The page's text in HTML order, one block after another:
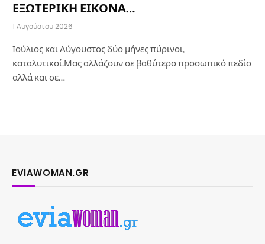
ΕΞΩΤΕΡΙΚΗ ΕΙΚΟΝΑ…
1 Αυγούστου 2026
Ιούλιος και Αύγουστος δύο μήνες πύρινοι,
καταλυτικοί.Μας αλλάζουν σε βαθύτερο προσωπικό πεδίο
αλλά και σε…
EVIAWOMAN.GR